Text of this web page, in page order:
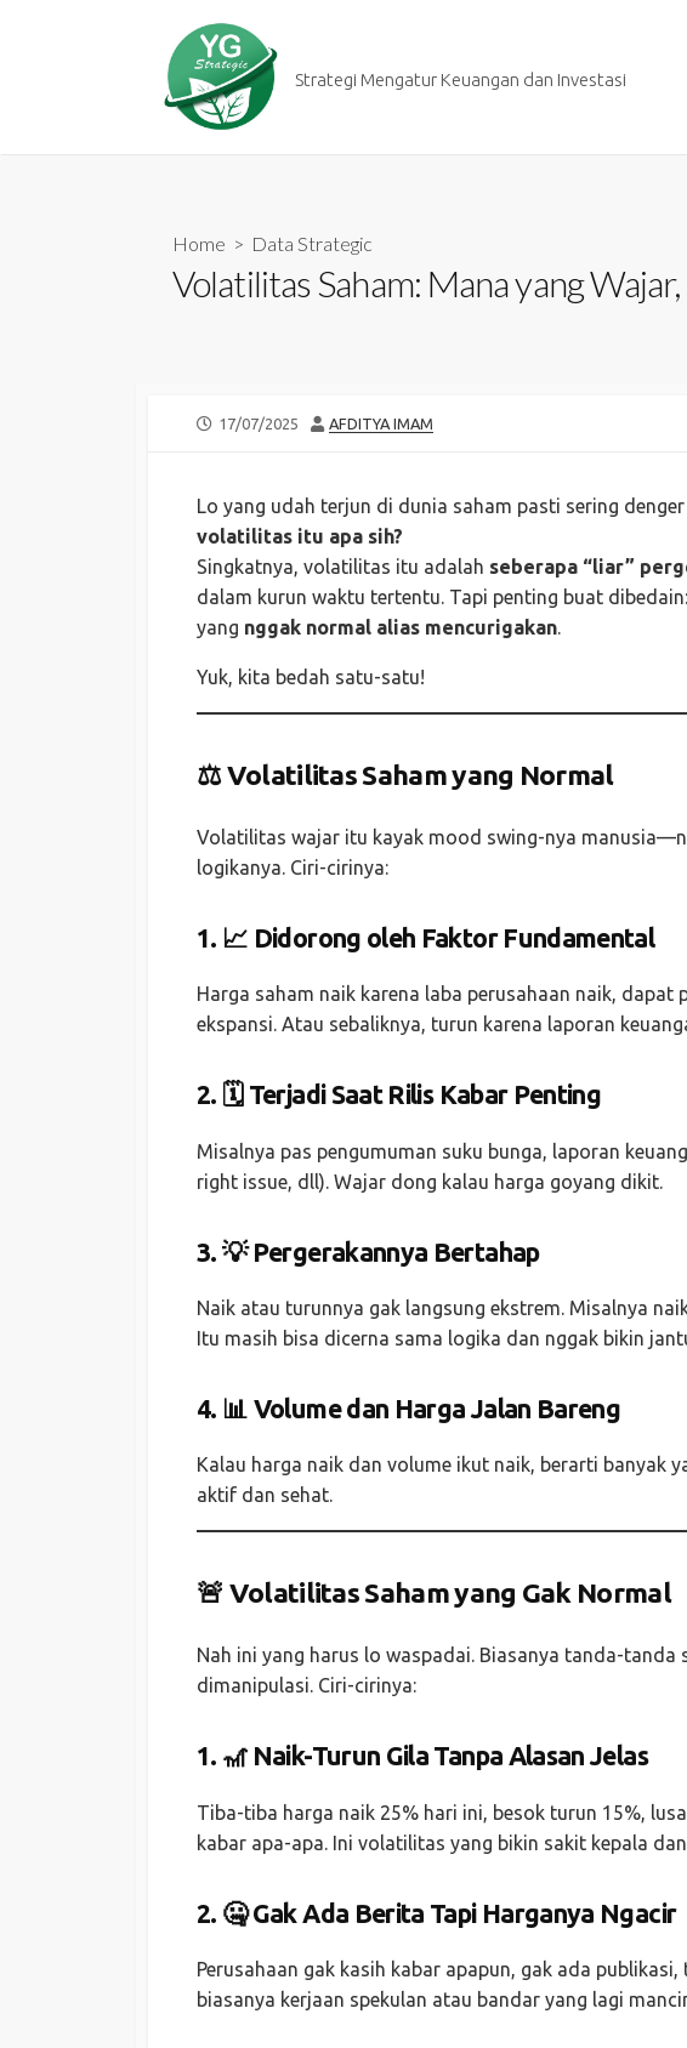
Strategi Mengatur Keuangan dan Investasi
Home > Data Strategic
Volatilitas Saham: Mana yang
PUBLISHED
17/07/2025 AUTHOR
AFDITYA IMAM
Lo yang udah terjun di dunia saham pasti sering
volatilitas itu apa sih?
Singkatnya, volatilitas itu adalah seberapa “liar”
dalam kurun waktu tertentu. Tapi penting buat
yang nggak normal alias mencurigakan.
Yuk, kita bedah satu-satu!
⚖️ Volatilitas Saham yang Normal
Volatilitas wajar itu kayak mood swing-nya
logikanya. Ciri-cirinya:
1. 📈 Didorong oleh Faktor Fundamental
Harga saham naik karena laba perusahaan naik, dapat
ekspansi. Atau sebaliknya, turun karena laporan
2. 🗓️ Terjadi Saat Rilis Kabar Penting
Misalnya pas pengumuman suku bunga, laporan
right issue, dll). Wajar dong kalau harga goyang dikit.
3. 💡 Pergerakannya Bertahap
Naik atau turunnya gak langsung ekstrem. Misalnya
Itu masih bisa dicerna sama logika dan nggak bikin
4. 📊 Volume dan Harga Jalan Bareng
Kalau harga naik dan volume ikut naik, berarti banyak
aktif dan sehat.
🚨 Volatilitas Saham yang Gak Normal
Nah ini yang harus lo waspadai. Biasanya tanda-tanda
dimanipulasi. Ciri-cirinya:
1. 🎢 Naik-Turun Gila Tanpa Alasan Jelas
Tiba-tiba harga naik 25% hari ini, besok turun 15%,
kabar apa-apa. Ini volatilitas yang bikin sakit kepala
2. 🤐 Gak Ada Berita Tapi Harganya Ngacir
Perusahaan gak kasih kabar apapun, gak ada
biasanya kerjaan spekulan atau bandar yang lagi